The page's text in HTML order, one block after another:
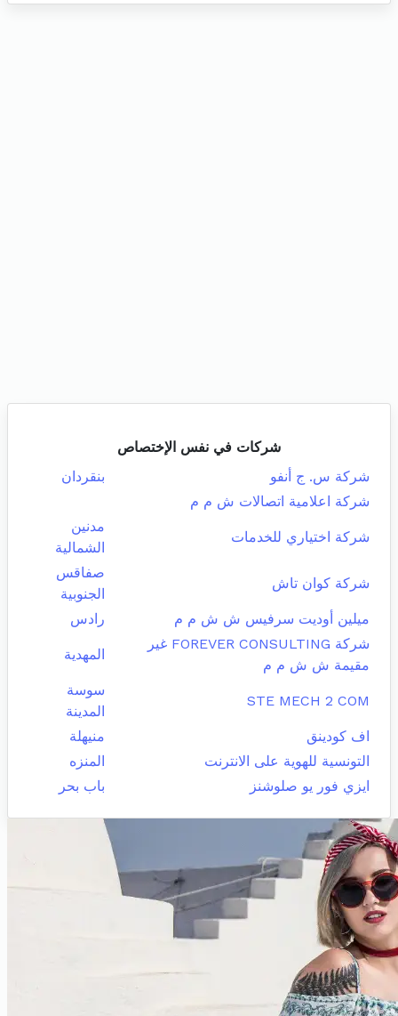
شركات في نفس الإختصاص
شركة س. ج أنفو
بنقردان
شركة اعلامية اتصالات ش م م
شركة اختياري للخدمات
مدنين
الشمالية
شركة كوان تاش
صفاقس
الجنوبية
ميلين أوديت سرفيس ش ش م م
رادس
شركة FOREVER CONSULTING غير
مقيمة ش ش م م
المهدية
STE MECH 2 COM
سوسة
المدينة
اف كودينق
منيهلة
التونسية للهوية على الانترنت
المنزه
ايزي فور يو صلوشنز
باب بحر